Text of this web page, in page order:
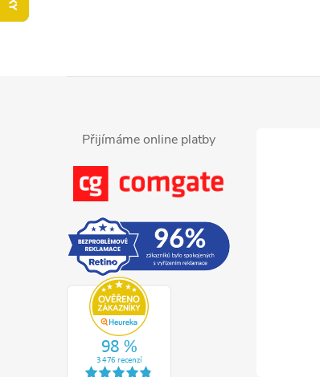
Přijímáme online platby